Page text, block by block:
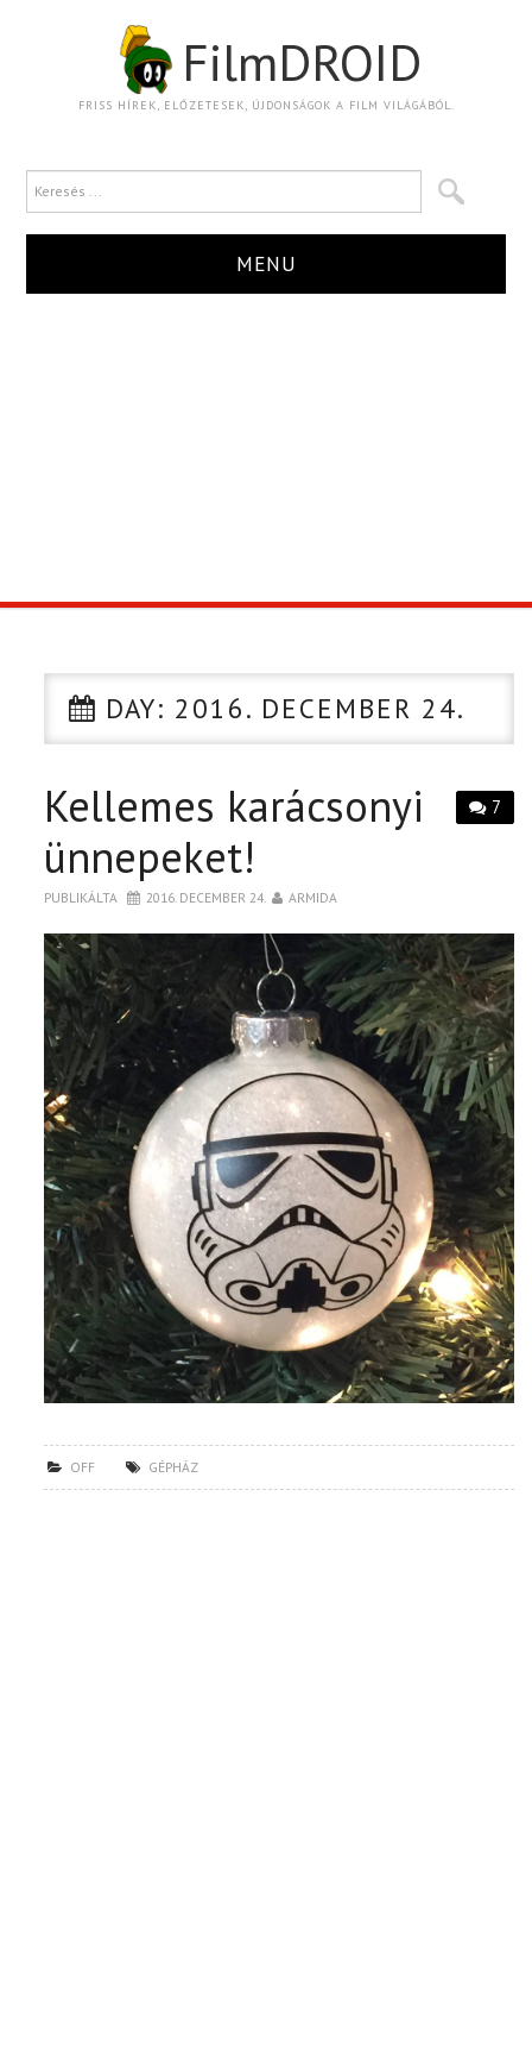
FilmDROID
FRISS HÍREK, ELŐZETESEK, ÚJDONSÁGOK A FILM VILÁGÁBÓL.
MENU
CIKK
PÓLÓ RENDELÉS
DAY: 2016. DECEMBER 24.
7
Kellemes karácsonyi
ünnepeket!
PUBLIKÁLTA 2016. DECEMBER 24. ARMIDA
OFF GÉPHÁZ